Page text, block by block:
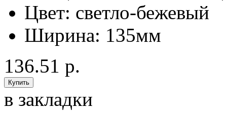
Цвет: светло-бежевый
Ширина: 135мм
136.51 р.
в закладки